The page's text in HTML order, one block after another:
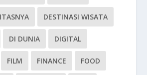
DESTINASI WISATA
DI DUNIA DIGITAL
FILM FINANCE FOOD